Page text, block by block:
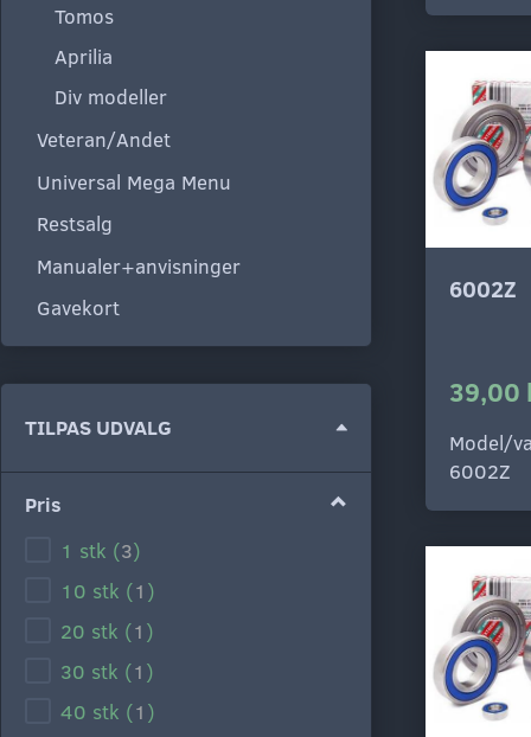
Tomos
Aprilia
Div modeller
Veteran/Andet
Universal Mega Menu
Restsalg
Manualer+anvisninger
Gavekort
TILPAS UDVALG
Pris
1 stk (3)
10 stk (1 )
20 stk (1 )
30 stk (1 )
40 stk (1 )
6002Z
39,00
Model/
6002Z